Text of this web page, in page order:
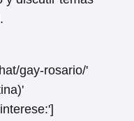
gay-rosario/'